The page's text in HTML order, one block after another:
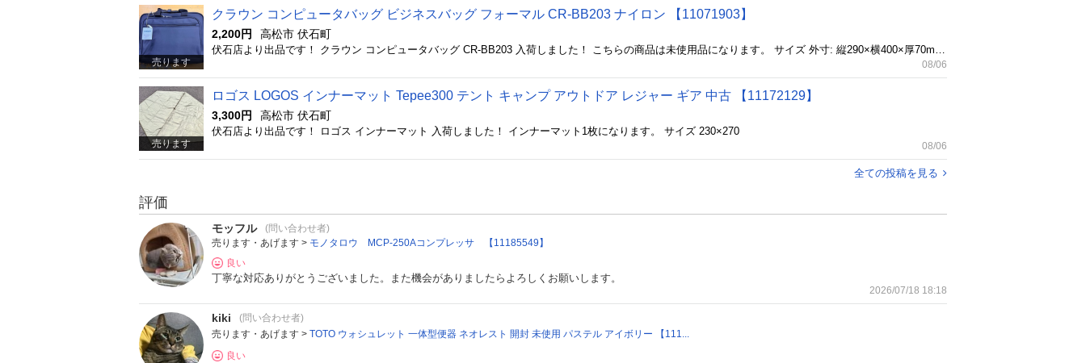
売ります
クラウン コンピュータバッグ ビジネスバッグ フォーマル CR-BB203 ナイロン 【11071903】
2,200円 高松市 伏石町
08/06
売ります
ロゴス LOGOS インナーマット Tepee300 テント キャンプ アウトドア レジャー ギア 中古 【11172129】
3,300円 高松市 伏石町
伏石店より出品です！ ロゴス インナーマット 入荷しました！ インナーマット1枚になります。 サイズ 230×270
08/06
全ての投稿を見る
評価
モッフル
(問い合わせ者)
売ります・あげます > モノタロウ MCP-250Aコンプレッサ 【11185549】
良い
丁寧な対応ありがとうございました。また機会がありましたらよろしくお願いします。
2026/07/18 18:18
kiki
(問い合わせ者)
売ります・あげます > TOTO ウォシュレット 一体型便器 ネオレスト 開封 未使用 パステル アイボリー 【111...
良い